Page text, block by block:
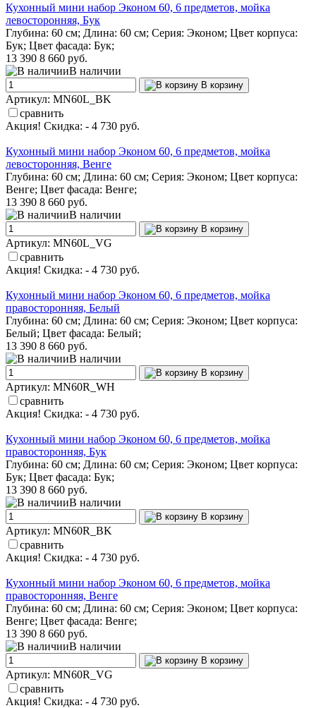
Кухонный мини набор Эконом 60, 6 предметов, мойка
левосторонняя, Бук
Глубина: 60 см; Длина: 60 см; Серия: Эконом; Цвет корпуса:
Бук; Цвет фасада: Бук;
13 390 8 660 руб.
В наличии
В корзину
Артикул: MN60L_BK
сравнить
Акция! Скидка: - 4 730 руб.
Кухонный мини набор Эконом 60, 6 предметов, мойка
левосторонняя, Венге
Глубина: 60 см; Длина: 60 см; Серия: Эконом; Цвет корпуса:
Венге; Цвет фасада: Венге;
13 390 8 660 руб.
В наличии
В корзину
Артикул: MN60L_VG
сравнить
Акция! Скидка: - 4 730 руб.
Кухонный мини набор Эконом 60, 6 предметов, мойка
правосторонняя, Белый
Глубина: 60 см; Длина: 60 см; Серия: Эконом; Цвет корпуса:
Белый; Цвет фасада: Белый;
13 390 8 660 руб.
В наличии
В корзину
Артикул: MN60R_WH
сравнить
Акция! Скидка: - 4 730 руб.
Кухонный мини набор Эконом 60, 6 предметов, мойка
правосторонняя, Бук
Глубина: 60 см; Длина: 60 см; Серия: Эконом; Цвет корпуса:
Бук; Цвет фасада: Бук;
13 390 8 660 руб.
В наличии
В корзину
Артикул: MN60R_BK
сравнить
Акция! Скидка: - 4 730 руб.
Кухонный мини набор Эконом 60, 6 предметов, мойка
правосторонняя, Венге
Глубина: 60 см; Длина: 60 см; Серия: Эконом; Цвет корпуса:
Венге; Цвет фасада: Венге;
13 390 8 660 руб.
В наличии
В корзину
Артикул: MN60R_VG
сравнить
Акция! Скидка: - 4 730 руб.